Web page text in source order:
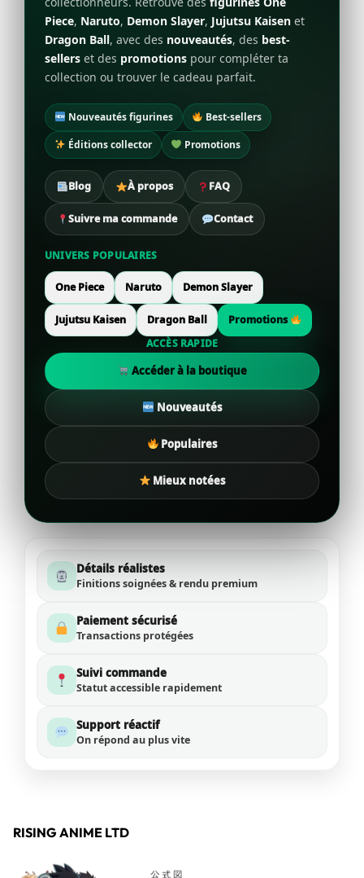
Piece, Naruto, Demon Slayer, Jujutsu Kaisen et
Dragon Ball, avec des nouveautés, des best-
sellers et des promotions pour compléter ta
collection ou trouver le cadeau parfait.
Nouveautés figurines
Best-sellers
Éditions collector
Promotions
Blog À propos FAQ
Suivre ma commande Contact
UNIVERS POPULAIRES
One Piece Naruto Demon Slayer
Jujutsu Kaisen Dragon Ball
Promotions
ACCÈS RAPIDE
Accéder à la boutique
Nouveautés
Populaires
Mieux notées
Détails réalistes
Finitions soignées & rendu premium
Paiement sécurisé
Transactions protégées
Suivi commande
Statut accessible rapidement
Support réactif
On répond au plus vite
RISING ANIME LTD